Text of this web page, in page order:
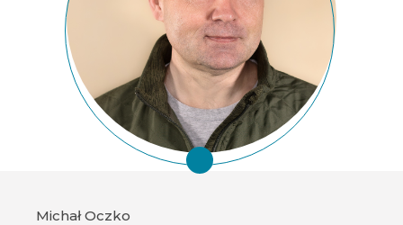
Michał Oczko